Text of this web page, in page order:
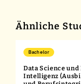
Ähnliche
Bachelor
Data Science
Intelligenz